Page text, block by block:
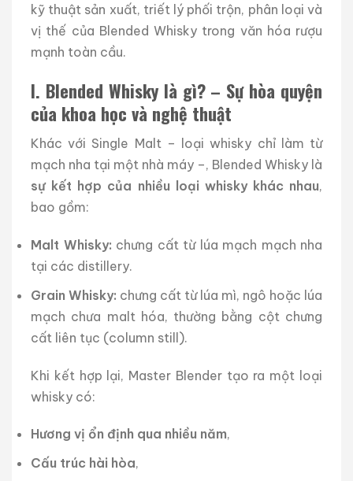
kỹ thuật sản xuất, triết lý phối trộn, phân loại và
vị thế của Blended Whisky trong văn hóa rượu
mạnh toàn cầu.
I. Blended Whisky là gì? – Sự hòa quyện
của khoa học và nghệ thuật
Khác với Single Malt – loại whisky chỉ làm từ
mạch nha tại một nhà máy –, Blended Whisky là
sự kết hợp của nhiều loại whisky khác nhau,
bao gồm:
Malt Whisky: chưng cất từ lúa mạch mạch nha
tại các distillery.
Grain Whisky: chưng cất từ lúa mì, ngô hoặc lúa
mạch chưa malt hóa, thường bằng cột chưng
cất liên tục (column still).
Khi kết hợp lại, Master Blender tạo ra một loại
whisky có:
Hương vị ổn định qua nhiều năm,
Cấu trúc hài hòa,